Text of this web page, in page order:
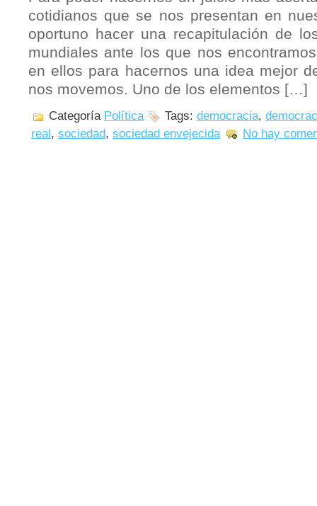
cotidianos que se nos presentan en
oportuno hacer una recapitulación de
mundiales ante los que nos
en ellos para hacernos una idea mejor
nos movemos. Uno de los elementos […]
Categoría Política Tags: democracia,
real, sociedad, sociedad envejecida No hay